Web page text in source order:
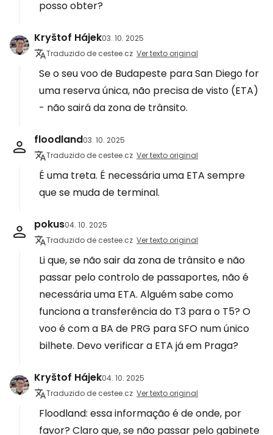
posso obter?
Kryštof Hájek03. 10. 2025
Traduzido de cestee.cz Ver texto original
Se o seu voo de Budapeste para San Diego for
uma reserva única, não precisa de visto (ETA)
- não sairá da zona de trânsito.
floodland03. 10. 2025
Traduzido de cestee.cz Ver texto original
É uma treta. É necessária uma ETA sempre
que se muda de terminal.
pokus04. 10. 2025
Traduzido de cestee.cz Ver texto original
Li que, se não sair da zona de trânsito e não
passar pelo controlo de passaportes, não é
necessária uma ETA. Alguém sabe como
funciona a transferência do T3 para o T5? O
voo é com a BA de PRG para SFO num único
bilhete. Devo verificar a ETA já em Praga?
Kryštof Hájek04. 10. 2025
Traduzido de cestee.cz Ver texto original
Floodland: essa informação é de onde, por
favor? Claro que, se não passar pelo gabinete